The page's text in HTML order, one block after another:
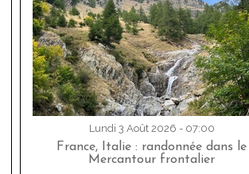
Lundi 3 Août 2026 - 07:00
France, Italie : randonnée dans le
Mercantour frontalier